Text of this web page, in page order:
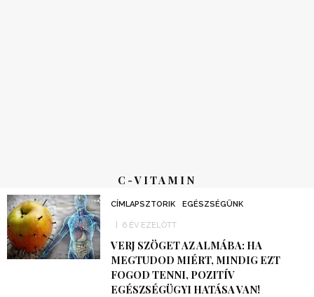
C-VITAMIN
CÍMLAPSZTORIK EGÉSZSÉGÜNK
6 ÉV EZELŐTT
VERJ SZÖGET AZ ALMÁBA: HA
MEGTUDOD MIÉRT, MINDIG EZT
FOGOD TENNI, POZITÍV
EGÉSZSÉGÜGYI HATÁSA VAN!